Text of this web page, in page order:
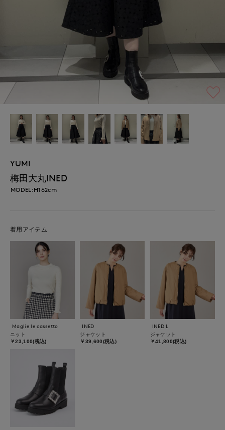
YUMI
梅田大丸INED
MODEL:H162cm
着用アイテム
Maglie le cassetto
ニット
￥23,100(税込)
INED
ジャケット
￥39,600(税込)
INED L
ジャケット
￥41,800(税込)